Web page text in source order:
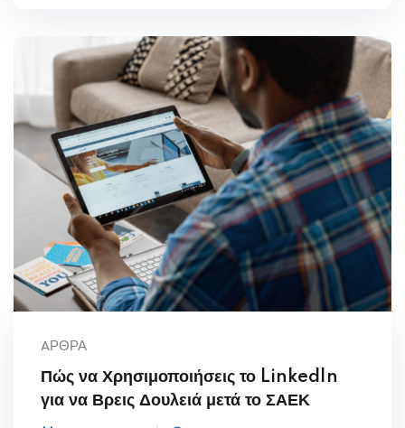
AΡΘΡΑ
Πώς να Χρησιμοποιήσεις το LinkedIn
για να Βρεις Δουλειά μετά το ΣΑΕΚ